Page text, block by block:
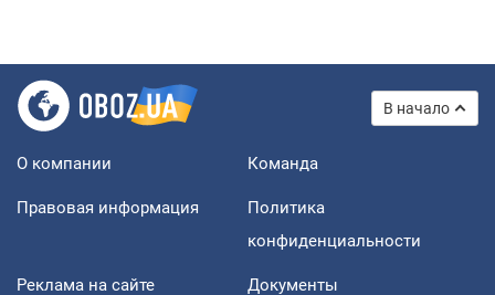
В начало
О компании Команда
Правовая информация
Политика
конфиденциальности
Реклама на сайте Документы